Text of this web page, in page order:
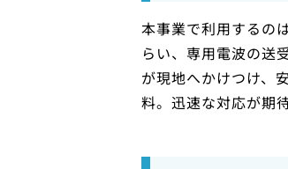
本事業で利用するの
らい、専用電波の送
が現地へかけつけ、
料。迅速な対応が期